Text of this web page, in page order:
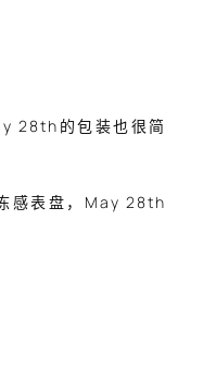
28th的包装也很简
感表盘，May 28th